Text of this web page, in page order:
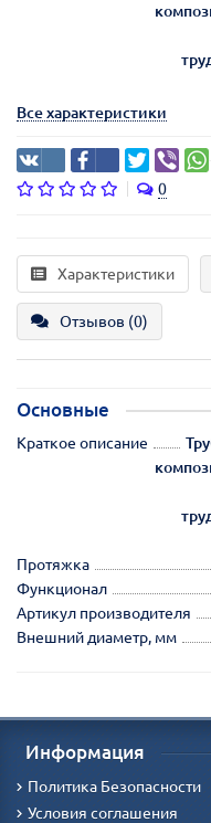
Все характеристики
0
Характеристики
Отзывов (0)
Основные
Краткое описание
Протяжка
Функционал
Артикул производителя
Внешний диаметр, мм
Информация
Политика Безопасности
Условия соглашения